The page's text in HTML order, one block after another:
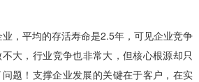
，平均的存活寿命是2.5年，可见企业竞争
大，行业竞争也非常大，但核心根源却只
题！支撑企业发展的关键在于客户，在实